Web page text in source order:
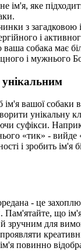
ім'я, яке
з
і
собака має
і мужнього
вашої собаки
унікальну
суфікси.
«тик» -
і зробить ім'я
- це
Пам'ятайте, що
зручним для
повинно